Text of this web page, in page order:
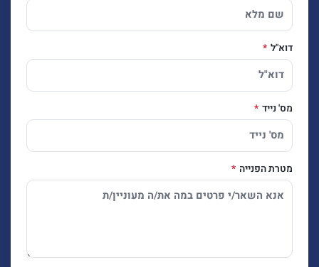
דוא"ל
מס' נייד
מטרת הפנייה